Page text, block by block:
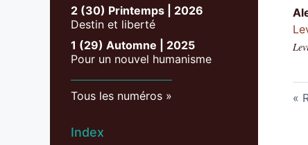
2 (30) Printemps | 2026
Destin et liberté
1 (29) Automne | 2025
Pour un nouvel humanisme
Tous les numéros
Index